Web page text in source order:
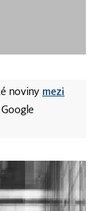
noviny mezi
Google